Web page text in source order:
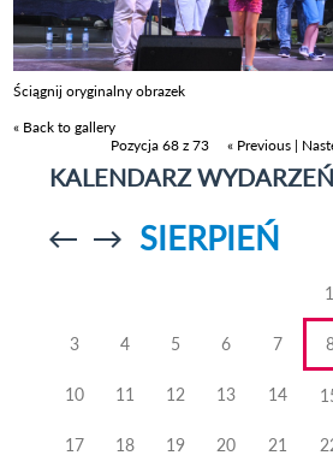
Ściągnij oryginalny obrazek
« Back to gallery
Pozycja 68 z 73
« Previous |
KALENDARZ WYDARZEŃ
Przejdź doPrzejdź do
SIERPIEŃ
1
3 4 5 6 7
10 11 12 13 14
17 18 19 20 21